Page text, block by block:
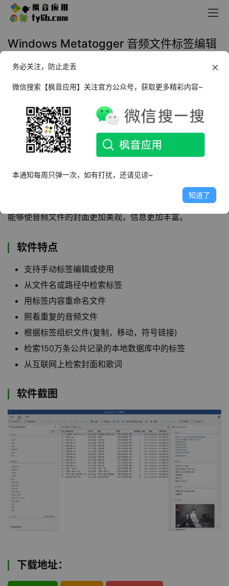
Windows Metatogger 音频文件标签编辑
2025年1月11日 13:40 实用工具
软件介绍
Metatogger最新版是一款功能强大的音频文件标签编辑
，软件可以根据Ogg和MP3等文件的标签对文件进行重命
名，也支持对文件标签进行修改，方便用户管理好电脑上的
音频文件，它支持在PC上对音乐收藏进行分类，组织，用
户可以使用这款软件填写和编辑标签中包含的所有元数据，
能够使音频文件的封面更加美观，信息更加丰富。
软件特点
支持手动标签编辑或使用
从文件名或路径中检索标签
用标签内容重命名文件
照看重复的音频文件
根据标签组织文件(复制，移动，符号链接)
检索150万条公共记录的本地数据库中的标签
从互联网上检索封面和歌词
软件截图
下载地址：
务必关注，防止走丢
微信搜索【枫音应用】关注官方公众号，获取更多精彩内容~
本通知每周只弹一次，如有打扰，还请见谅~
知道了